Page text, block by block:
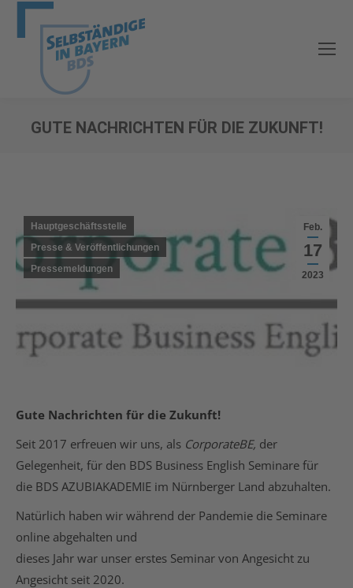
GUTE NACHRICHTEN FÜR DIE ZUKUNFT!
Feb.
17
2023
Hauptgeschäftsstelle
Presse & Veröffentlichungen
Pressemeldungen
Gute Nachrichten für die Zukunft!
Seit 2017 erfreuen wir uns, als CorporateBE, der
Gelegenheit, für den BDS Business English Seminare für
die BDS AZUBIAKADEMIE im Nürnberger Land abzuhalten.
Natürlich haben wir während der Pandemie die Seminare
online abgehalten und
dieses Jahr war unser erstes Seminar von Angesicht zu
Angesicht seit 2020.